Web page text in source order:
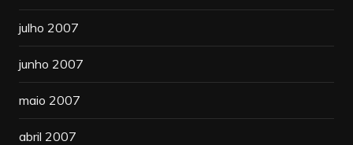
julho 2007
junho 2007
maio 2007
abril 2007